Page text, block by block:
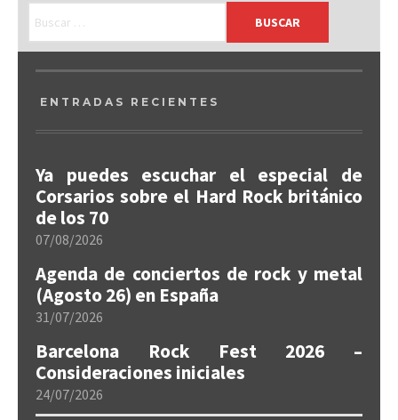
ENTRADAS RECIENTES
Ya puedes escuchar el especial de
Corsarios sobre el Hard Rock británico
de los 70
07/08/2026
Agenda de conciertos de rock y metal
(Agosto 26) en España
31/07/2026
Barcelona Rock Fest 2026 –
Consideraciones iniciales
24/07/2026